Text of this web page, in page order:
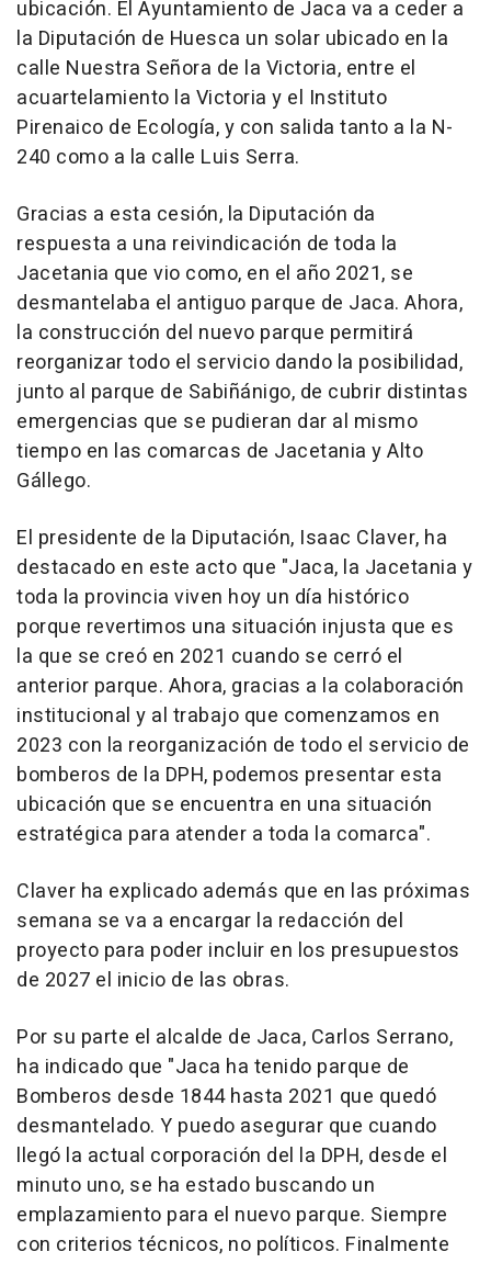
ubicación. El Ayuntamiento de Jaca va a ceder a
la Diputación de Huesca un solar ubicado en la
calle Nuestra Señora de la Victoria, entre el
acuartelamiento la Victoria y el Instituto
Pirenaico de Ecología, y con salida tanto a la N-
240 como a la calle Luis Serra.
Gracias a esta cesión, la Diputación da
respuesta a una reivindicación de toda la
Jacetania que vio como, en el año 2021, se
desmantelaba el antiguo parque de Jaca. Ahora,
la construcción del nuevo parque permitirá
reorganizar todo el servicio dando la posibilidad,
junto al parque de Sabiñánigo, de cubrir distintas
emergencias que se pudieran dar al mismo
tiempo en las comarcas de Jacetania y Alto
Gállego.
El presidente de la Diputación, Isaac Claver, ha
destacado en este acto que "Jaca, la Jacetania y
toda la provincia viven hoy un día histórico
porque revertimos una situación injusta que es
la que se creó en 2021 cuando se cerró el
anterior parque. Ahora, gracias a la colaboración
institucional y al trabajo que comenzamos en
2023 con la reorganización de todo el servicio de
bomberos de la DPH, podemos presentar esta
ubicación que se encuentra en una situación
estratégica para atender a toda la comarca".
Claver ha explicado además que en las próximas
semana se va a encargar la redacción del
proyecto para poder incluir en los presupuestos
de 2027 el inicio de las obras.
Por su parte el alcalde de Jaca, Carlos Serrano,
ha indicado que "Jaca ha tenido parque de
Bomberos desde 1844 hasta 2021 que quedó
desmantelado. Y puedo asegurar que cuando
llegó la actual corporación del la DPH, desde el
minuto uno, se ha estado buscando un
emplazamiento para el nuevo parque. Siempre
con criterios técnicos, no políticos. Finalmente